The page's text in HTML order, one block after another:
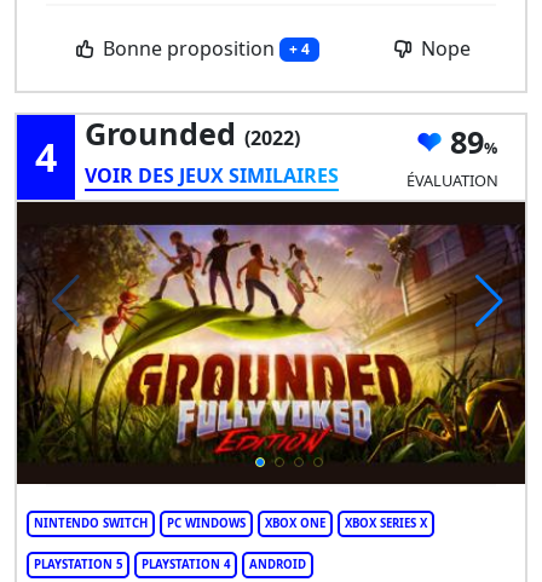
Bonne proposition + 4 Nope
4 Grounded (2022)
VOIR DES JEUX SIMILAIRES
89
ÉVALUATION
NINTENDO SWITCH PC WINDOWS XBOX ONE XBOX SERIES X
PLAYSTATION 5 PLAYSTATION 4 ANDROID